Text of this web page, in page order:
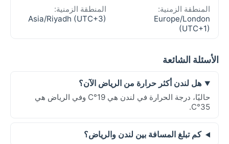
المنطقة الزمنية:
Europe/London
(UTC+1)
المنطقة الزمنية:
Asia/Riyadh (UTC+3)
الأسئلة الشائعة
هل لندن أكثر حرارة من الرياض الآن؟
حاليًا، درجة الحرارة في لندن هي 19°C وفي الرياض هي
35°C.
كم تبلغ المسافة بين لندن والرياض؟